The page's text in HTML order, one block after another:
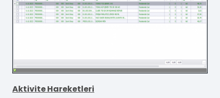
Aktivite Hareketleri